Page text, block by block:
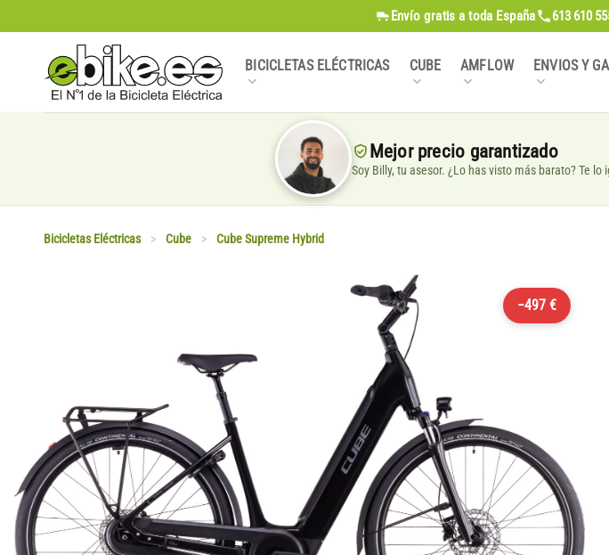
al
contenido
Envío gratis a toda España 613 610
BICICLETAS ELÉCTRICAS CUBE AMFLOW ENVIOS Y
Mejor precio garantizado
Soy Billy, tu asesor. ¿Lo has visto más barato? Te lo
Bicicletas Eléctricas > Cube > Cube Supreme Hybrid
−497 €